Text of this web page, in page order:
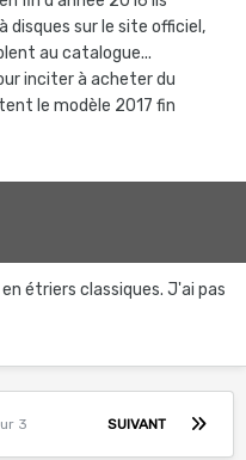
disques sur le site officiel,
au catalogue...
inciter à acheter du
le modèle 2017 fin
étriers classiques. J'ai pas
SUIVANT
3